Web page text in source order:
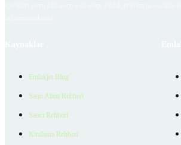
Emlakjet Blog
Satın Alma Rehberi
Satıcı Rehberi
Kiralama Rehberi